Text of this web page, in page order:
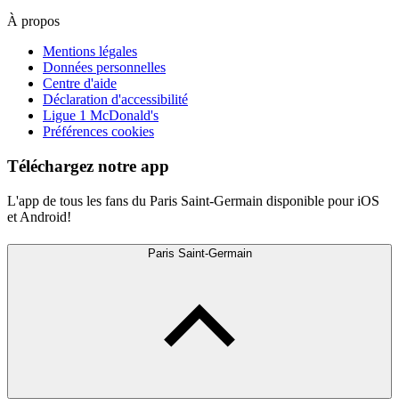
À propos
Mentions légales
Données personnelles
Centre d'aide
Déclaration d'accessibilité
Ligue 1 McDonald's
Préférences cookies
Téléchargez notre app
L'app de tous les fans du Paris Saint-Germain disponible pour iOS
et Android!
Paris Saint-Germain